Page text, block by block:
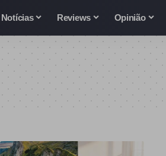
Notícias Reviews Opinião